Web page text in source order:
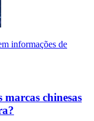
informações de
chinesas